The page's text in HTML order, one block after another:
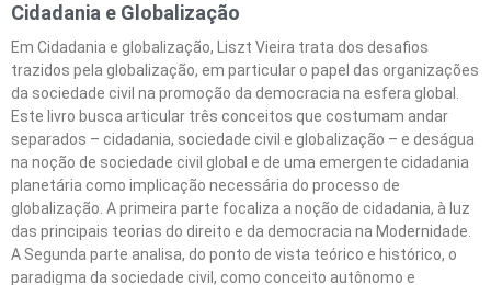
Cidadania e Globalização
Em Cidadania e globalização, Liszt Vieira trata dos desafios
trazidos pela globalização, em particular o papel das organizações
da sociedade civil na promoção da democracia na esfera global.
Este livro busca articular três conceitos que costumam andar
separados – cidadania, sociedade civil e globalização – e deságua
na noção de sociedade civil global e de uma emergente cidadania
planetária como implicação necessária do processo de
globalização. A primeira parte focaliza a noção de cidadania, à luz
das principais teorias do direito e da democracia na Modernidade.
A Segunda parte analisa, do ponto de vista teórico e histórico, o
paradigma da sociedade civil, como conceito autônomo e